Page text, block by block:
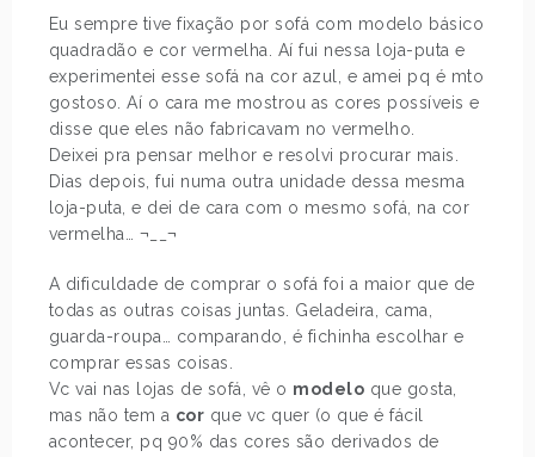
Eu sempre tive fixação por sofá com modelo básico
quadradão e cor vermelha. Aí fui nessa loja-puta e
experimentei esse sofá na cor azul, e amei pq é mto
gostoso. Aí o cara me mostrou as cores possíveis e
disse que eles não fabricavam no vermelho.
Deixei pra pensar melhor e resolvi procurar mais.
Dias depois, fui numa outra unidade dessa mesma
loja-puta, e dei de cara com o mesmo sofá, na cor
vermelha… ¬__¬
A dificuldade de comprar o sofá foi a maior que de
todas as outras coisas juntas. Geladeira, cama,
guarda-roupa… comparando, é fichinha escolhar e
comprar essas coisas.
Vc vai nas lojas de sofá, vê o modelo que gosta,
mas não tem a cor que vc quer (o que é fácil
acontecer, pq 90% das cores são derivados de